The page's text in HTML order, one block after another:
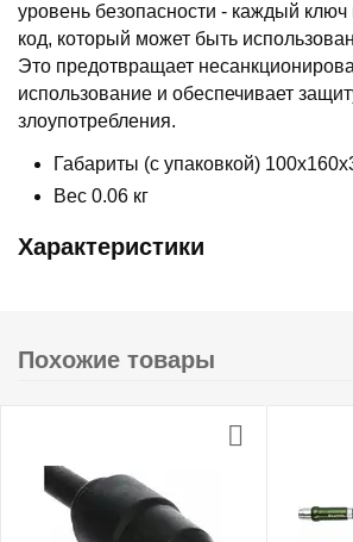
уровень безопасности - каждый
код, который может быть
Это предотвращает
использование и обеспечивает
злоупотребления.
Габариты (с упаковкой)
Вес 0.06 кг
Характеристики
Похожие товары